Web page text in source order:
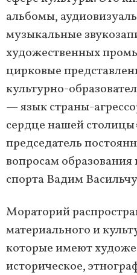
альбомы,
музыкальные
художественных
цирковые
культурно-
— язык страны-
сердце нашей
председатель
вопросам
спорта Вадим
Мораторий
материального и
которые имеют
историческое,